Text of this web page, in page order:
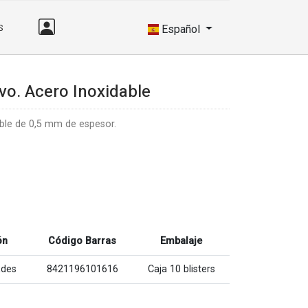
Español
Acero Inoxidable
de 0,5 mm de espesor.
Código Barras Embalaje
8421196101616 Caja 10 blisters